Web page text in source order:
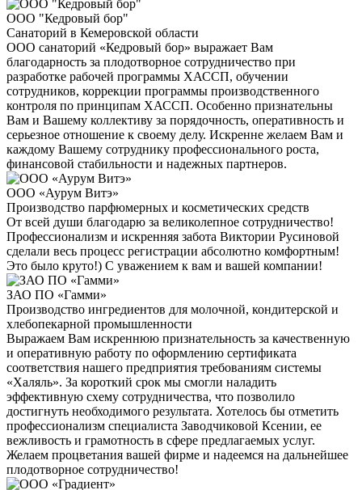
ООО "Кедровый бор"
Санаторий в Кемеровской области
ООО санаторий «Кедровый бор» выражает Вам
благодарность за плодотворное сотрудничество при
разработке рабочей программы ХАССП, обучении
сотрудников, коррекции программы производственного
контроля по принципам ХАССП. Особенно признательны
Вам и Вашему коллективу за порядочность, оперативность и
серьезное отношение к своему делу. Искренне желаем Вам и
каждому Вашему сотруднику профессионального роста,
финансовой стабильности и надежных партнеров.
ООО «Аурум Витэ»
Производство парфюмерных и косметических средств
От всей души благодарю за великолепное сотрудничество!
Профессионализм и искренняя забота Виктории Русиновой
сделали весь процесс регистрации абсолютно комфортным!
Это было круто!) С уважением к вам и вашей компании!
ЗАО ПО «Гамми»
Производство ингредиентов для молочной, кондитерской и
хлебопекарной промышленности
Выражаем Вам искреннюю признательность за качественную
и оперативную работу по оформлению сертификата
соответствия нашего предприятия требованиям системы
«Халяль». За короткий срок мы смогли наладить
эффективную схему сотрудничества, что позволило
достигнуть необходимого результата. Хотелось бы отметить
профессионализм специалиста Заводчиковой Ксении, ее
вежливость и грамотность в сфере предлагаемых услуг.
Желаем процветания вашей фирме и надеемся на дальнейшее
плодотворное сотрудничество!